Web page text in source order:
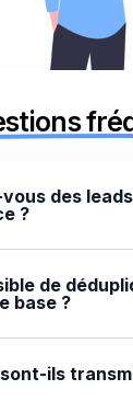
des
?
de
base ?
ils